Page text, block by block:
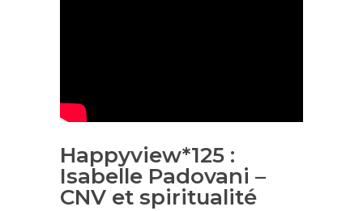
Happyview*125 :
Isabelle Padovani –
CNV et spiritualité